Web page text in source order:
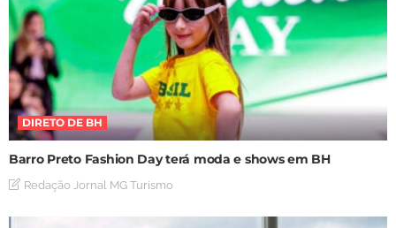
DIRETO DE BH
Barro Preto Fashion Day terá moda e shows em BH
Redação Jornal MG Turismo